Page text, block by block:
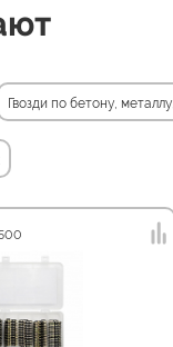
Гвозди по бетону,